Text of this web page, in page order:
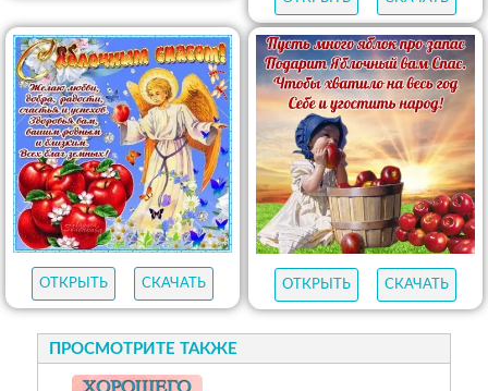
ОТКРЫТЬ СКАЧАТЬ ОТКРЫТЬ СКАЧАТЬ
ПРОСМОТРИТЕ ТАКЖЕ